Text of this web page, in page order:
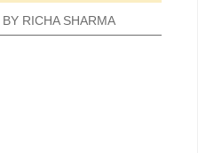
BY RICHA SHARMA